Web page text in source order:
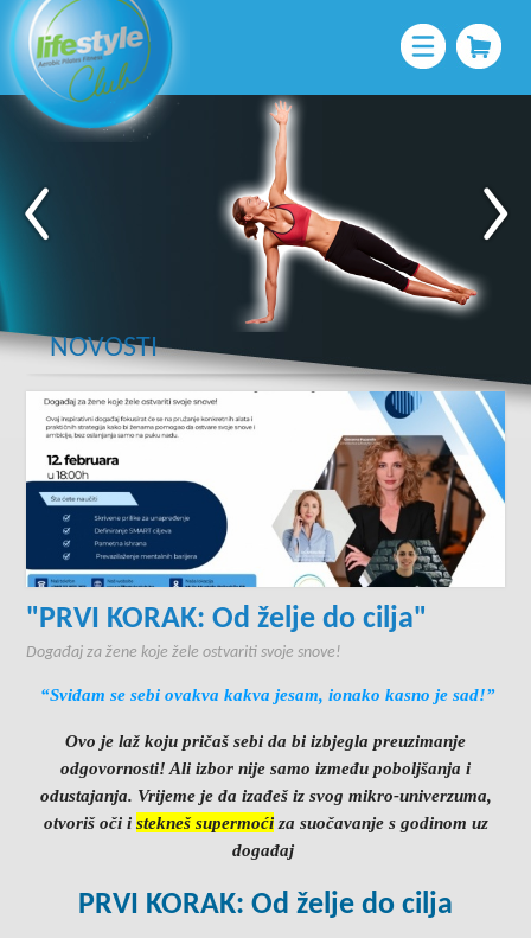
NOVOSTI
"PRVI KORAK: Od želje do cilja"
Događaj za žene koje žele ostvariti svoje snove!
“Sviđam se sebi ovakva kakva jesam, ionako kasno je sad!”
Ovo je laž koju pričaš sebi da bi izbjegla preuzimanje
odgovornosti! Ali izbor nije samo između poboljšanja i
odustajanja. Vrijeme je da izađeš iz svog mikro-univerzuma,
otvoriš oči i stekneš supermoćiza suočavanje s godinom uz
događaj
PRVI KORAK: Od želje do cilja